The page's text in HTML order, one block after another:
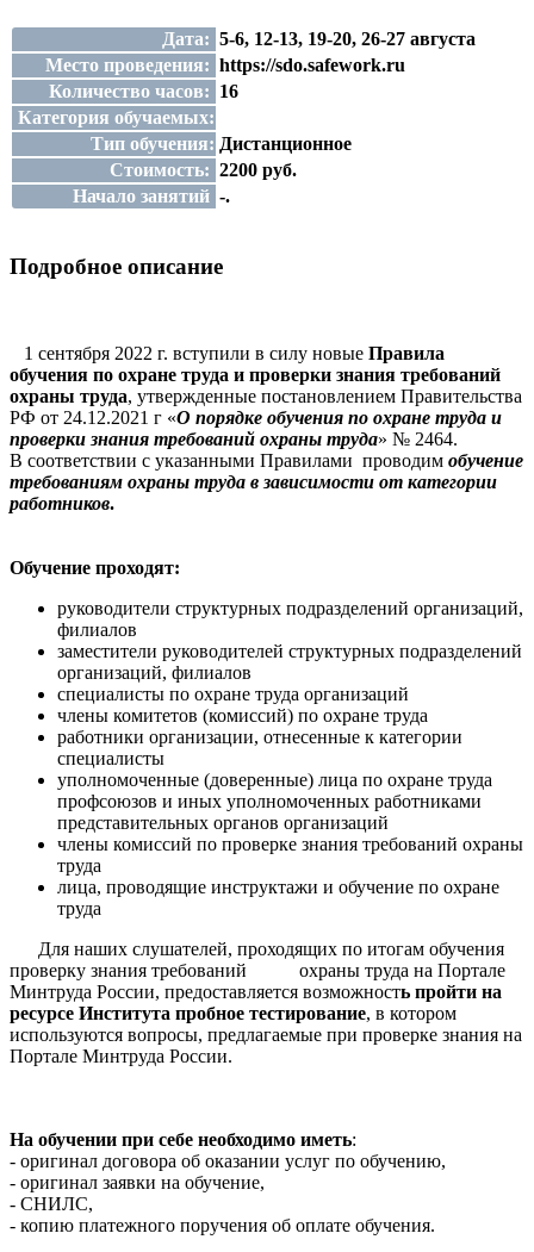
Дата: 5-6, 12-13, 19-20, 26-27 августа
Место проведения: https://sdo.safework.ru
Количество часов: 16
Категория обучаемых:
Тип обучения: Дистанционное
Стоимость: 2200 руб.
Начало занятий -.
Подробное описание
1 сентября 2022 г. вступили в силу новые Правила
обучения по охране труда и проверки знания требований
охраны труда, утвержденные постановлением Правительства
РФ от 24.12.2021 г «О порядке обучения по охране труда и
проверки знания требований охраны труда» № 2464.
В соответствии с указанными Правилами проводим обучение
требованиям охраны труда в зависимости от категории
работников.
Обучение проходят:
руководители структурных подразделений организаций,
филиалов
заместители руководителей структурных подразделений
организаций, филиалов
специалисты по охране труда организаций
члены комитетов (комиссий) по охране труда
работники организации, отнесенные к категории
специалисты
уполномоченные (доверенные) лица по охране труда
профсоюзов и иных уполномоченных работниками
представительных органов организаций
члены комиссий по проверке знания требований охраны
труда
лица, проводящие инструктажи и обучение по охране
труда
Для наших слушателей, проходящих по итогам обучения
проверку знания требований охраны труда на Портале
Минтруда России, предоставляется возможность пройти на
ресурсе Института пробное тестирование, в котором
используются вопросы, предлагаемые при проверке знания на
Портале Минтруда России.
На обучении при себе необходимо иметь:
- оригинал договора об оказании услуг по обучению,
- оригинал заявки на обучение,
- СНИЛС,
- копию платежного поручения об оплате обучения.